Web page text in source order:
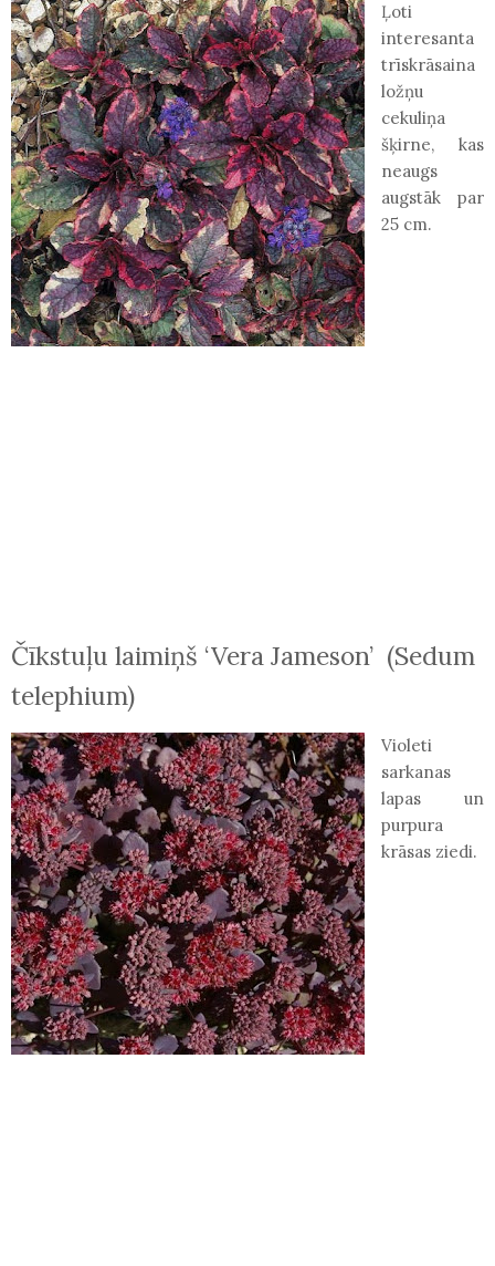
Ļoti
interesanta
trīskrāsaina
ložņu
cekuliņa
šķirne, kas
neaugs
augstāk par
25 cm.
Čīkstuļu laimiņš ‘Vera Jameson’ (Sedum
telephium)
Violeti
sarkanas
lapas un
purpura
krāsas ziedi.